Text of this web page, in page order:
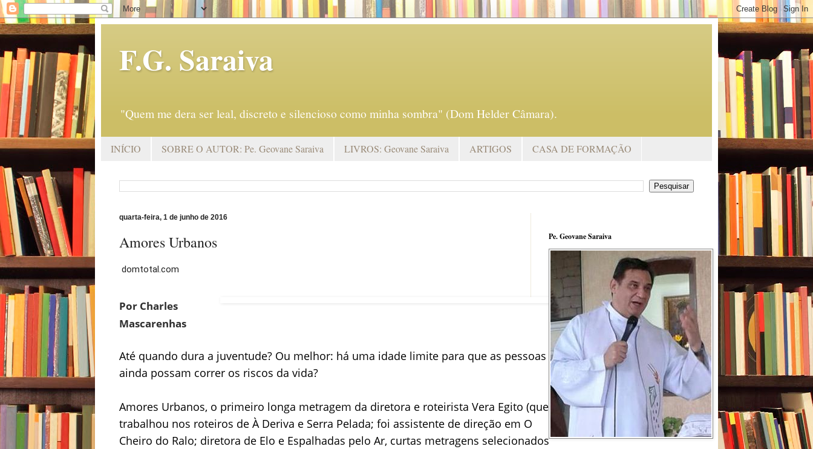
F.G. Saraiva
"Quem me dera ser leal, discreto e silencioso como minha sombra" (Dom Helder Câmara).
INÍCIO SOBRE O AUTOR: Pe. Geovane Saraiva LIVROS: Geovane Saraiva ARTIGOS CASA DE FORMAÇÃO
quarta-feira, 1 de junho de 2016
Amores Urbanos
domtotal.com
Por Charles
Mascarenhas
Até quando dura a juventude? Ou melhor: há uma idade limite para que as pessoas
ainda possam correr os riscos da vida?
Amores Urbanos, o primeiro longa metragem da diretora e roteirista Vera Egito (que
trabalhou nos roteiros de À Deriva e Serra Pelada; foi assistente de direção em O
Cheiro do Ralo; diretora de Elo e Espalhadas pelo Ar, curtas metragens selecionados
Pe. Geovane Saraiva